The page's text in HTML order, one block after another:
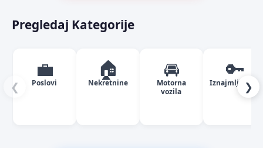
Pregledaj Kategorije
❮
💼
Poslovi
🏠
Nekretnine
🚘
Motorna
vozila
🔑
Iznajmljivanje
❯